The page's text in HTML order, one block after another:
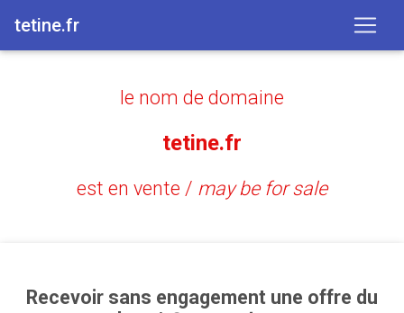
tetine.fr
le nom de domaine
tetine.fr
est en vente / may be for sale
Recevoir sans engagement une offre du